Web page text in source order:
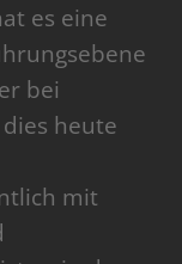
es eine
bei
heute
mit